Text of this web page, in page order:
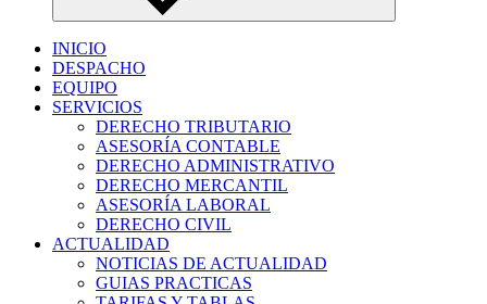
INICIO
DESPACHO
EQUIPO
SERVICIOS
DERECHO TRIBUTARIO
ASESORÍA CONTABLE
DERECHO ADMINISTRATIVO
DERECHO MERCANTIL
ASESORÍA LABORAL
DERECHO CIVIL
ACTUALIDAD
NOTICIAS DE ACTUALIDAD
GUIAS PRACTICAS